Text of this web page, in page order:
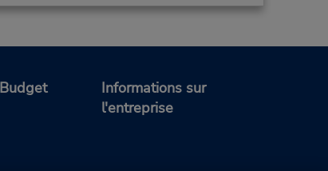
21.19 mille
Informations sur
l'entreprise